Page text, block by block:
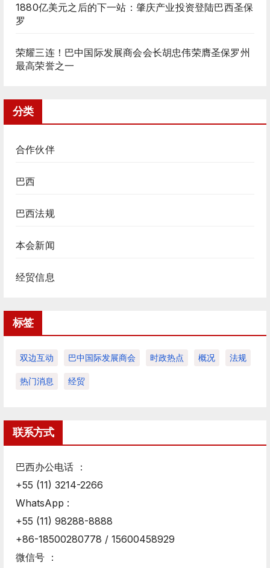
1880亿美元之后的下一站：肇庆产业投资登陆巴西圣保
罗
荣耀三连！巴中国际发展商会会长胡忠伟荣膺圣保罗州
最高荣誉之一
分类
合作伙伴
巴西
巴西法规
本会新闻
经贸信息
标签
双边互动 巴中国际发展商会 时政热点 概况 法规
热门消息 经贸
联系方式
巴西办公电话 ：
+55 (11) 3214-2266
WhatsApp :
+55 (11) 98288-8888
+86-18500280778 / 15600458929
微信号 ：